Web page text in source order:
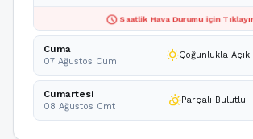
schedule Saatlik Hava Durumu için
Cuma
07 Ağustos Cum wb_sunnyÇoğunlukla Açık
Cumartesi
08 Ağustos Cmt partly_cloudy_dayParçalı Bulutlu